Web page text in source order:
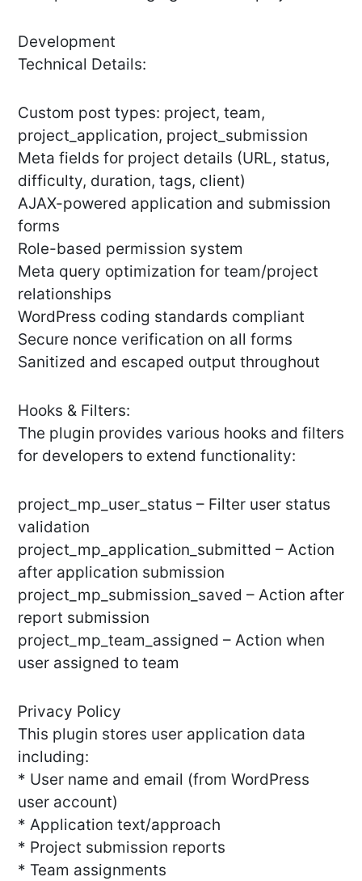
Development
Technical Details:
Custom post types: project, team,
project_application, project_submission
Meta fields for project details (URL, status,
difficulty, duration, tags, client)
AJAX-powered application and submission
forms
Role-based permission system
Meta query optimization for team/project
relationships
WordPress coding standards compliant
Secure nonce verification on all forms
Sanitized and escaped output throughout
Hooks & Filters:
The plugin provides various hooks and filters
for developers to extend functionality:
project_mp_user_status – Filter user status
validation
project_mp_application_submitted – Action
after application submission
project_mp_submission_saved – Action after
report submission
project_mp_team_assigned – Action when
user assigned to team
Privacy Policy
This plugin stores user application data
including:
* User name and email (from WordPress
user account)
* Application text/approach
* Project submission reports
* Team assignments